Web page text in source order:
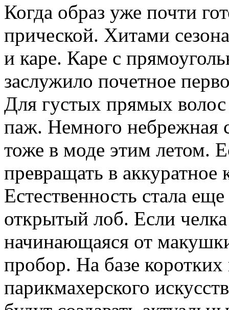
Когда образ уже почти
прической. Хитами
и каре. Каре с
заслужило почетное
Для густых прямых волос
паж. Немного небрежная
тоже в моде этим летом.
превращать в аккуратное
Естественность стала
открытый лоб. Если
начинающаяся от
пробор. На базе
парикмахерского